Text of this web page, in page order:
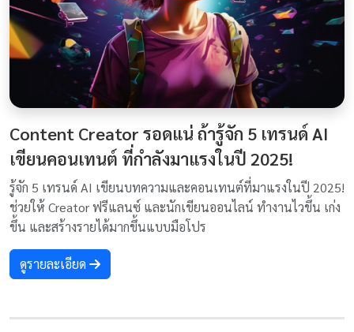
Content Creator รอดแน่ ถ้ารู้จัก 5 เทรนด์ AI
เขียนคอนเทนต์ ที่กำลังมาแรงในปี 2025!
รู้จัก 5 เทรนด์ AI เขียนบทความและคอนเทนต์ที่มาแรงในปี 2025!
ช่วยให้ Creator ฟรีแลนซ์ และนักเขียนออนไลน์ ทำงานไวขึ้น เก่ง
ขึ้น และสร้างรายได้มากขึ้นแบบมือโปร
ดูรายละเอียด